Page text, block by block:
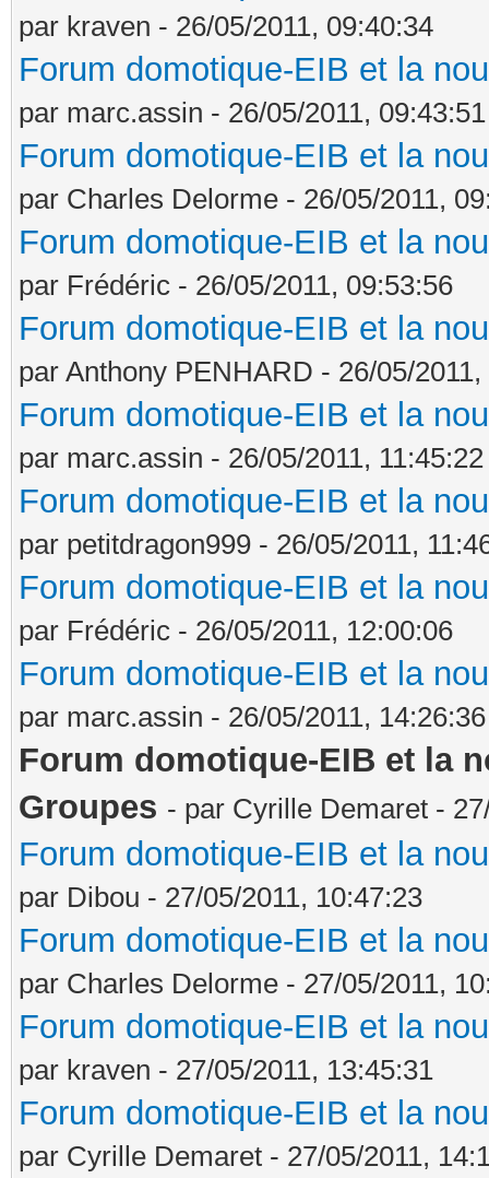
par kraven - 26/05/2011, 09:40:34
Forum domotique-EIB et la
par marc.assin - 26/05/2011, 09:43:51
Forum domotique-EIB et la
par Charles Delorme - 26/05/2011,
Forum domotique-EIB et la
par Frédéric - 26/05/2011, 09:53:56
Forum domotique-EIB et la
par Anthony PENHARD - 26/05/
Forum domotique-EIB et la
par marc.assin - 26/05/2011, 11:45:22
Forum domotique-EIB et la
par petitdragon999 - 26/05/2011,
Forum domotique-EIB et la
par Frédéric - 26/05/2011, 12:00:06
Forum domotique-EIB et la
par marc.assin - 26/05/2011, 14:26:36
Forum domotique-EIB et la
Groupes - par Cyrille Demaret -
Forum domotique-EIB et la
par Dibou - 27/05/2011, 10:47:23
Forum domotique-EIB et la
par Charles Delorme - 27/05/2011,
Forum domotique-EIB et la
par kraven - 27/05/2011, 13:45:31
Forum domotique-EIB et la
par Cyrille Demaret - 27/05/2011,